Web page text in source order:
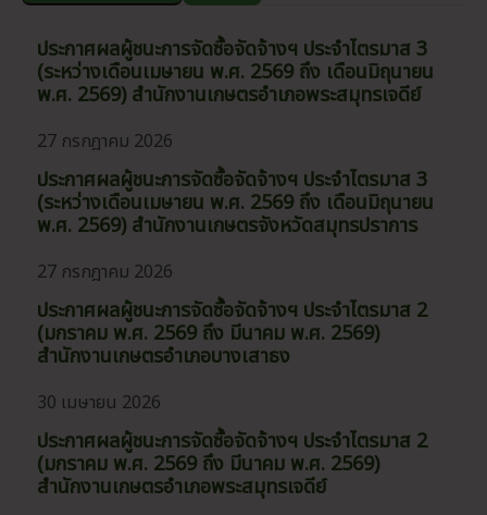
ประกาศผลผู้ชนะการจัดซื้อจัดจ้างฯ ประจำไตรมาส 3
(ระหว่างเดือนเมษายน พ.ศ. 2569 ถึง เดือนมิถุนายน
พ.ศ. 2569) สำนักงานเกษตรอำเภอพระสมุทรเจดีย์
27 กรกฎาคม 2026
ประกาศผลผู้ชนะการจัดซื้อจัดจ้างฯ ประจำไตรมาส 3
(ระหว่างเดือนเมษายน พ.ศ. 2569 ถึง เดือนมิถุนายน
พ.ศ. 2569) สำนักงานเกษตรจังหวัดสมุทรปราการ
27 กรกฎาคม 2026
ประกาศผลผู้ชนะการจัดซื้อจัดจ้างฯ ประจำไตรมาส 2
(มกราคม พ.ศ. 2569 ถึง มีนาคม พ.ศ. 2569)
สำนักงานเกษตรอำเภอบางเสาธง
30 เมษายน 2026
ประกาศผลผู้ชนะการจัดซื้อจัดจ้างฯ ประจำไตรมาส 2
(มกราคม พ.ศ. 2569 ถึง มีนาคม พ.ศ. 2569)
สำนักงานเกษตรอำเภอพระสมุทรเจดีย์